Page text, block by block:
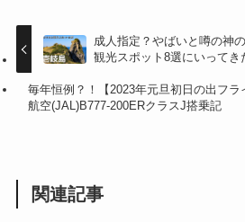
成人指定？やばいと噂の神
観光スポット8選にいってき
毎年恒例？！【2023年元旦初日の出フラ
航空(JAL)B777-200ERクラスJ搭乗記
関連記事